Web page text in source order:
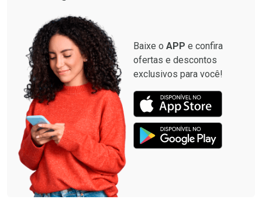
Baixe o APP e confira
ofertas e descontos
exclusivos para você!